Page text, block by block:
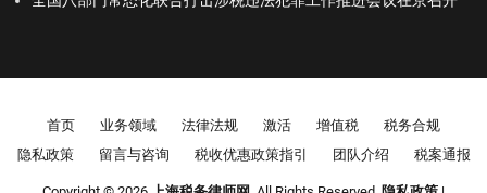
Footer menu
首页 业务领域 法律法规 激活 增值税
税务合规
隐私政策
留言与咨询 税收优惠政策指引 团队介绍 税案通报